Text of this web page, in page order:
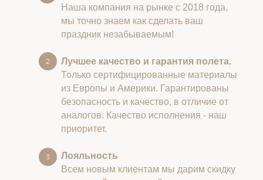
Наша компания на рынке с 2018 года,
мы точно знаем как сделать ваш
праздник незабываемым!
Лучшее качество и гарантия полета.
Только сертифицированные материалы
из Европы и Америки. Гарантированы
безопасность и качество, в отличие от
аналогов. Качество исполнения - наш
приоритет.
Лояльность
Всем новым клиентам мы дарим скидку